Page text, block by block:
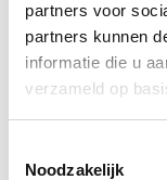
partners voor
partners kunnen
informatie die u
verzameld op
Noodzakelijk